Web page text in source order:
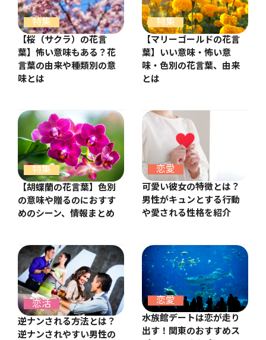
特集
【桜（サクラ）の花言
葉】怖い意味もある？花
言葉の由来や種類別の意
味とは
特集
【マリーゴールドの花言
葉】いい意味・怖い意
味・色別の花言葉、由来
とは
特集
【胡蝶蘭の花言葉】色別
の意味や贈るのにおすす
めのシーン、情報まとめ
恋愛
可愛い彼女の特徴とは？
男性がキュンとする行動
や愛される性格を紹介
恋活
逆ナンされる方法とは？
逆ナンされやすい男性の
恋愛
水族館デートは恋が走り
出す！関東のおすすめス